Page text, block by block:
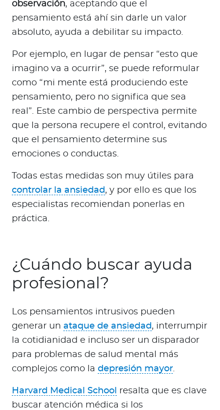
observación, aceptando que el
pensamiento está ahí sin darle un valor
absoluto, ayuda a debilitar su impacto.
Por ejemplo, en lugar de pensar “esto que
imagino va a ocurrir”, se puede reformular
como “mi mente está produciendo este
pensamiento, pero no significa que sea
real”. Este cambio de perspectiva permite
que la persona recupere el control, evitando
que el pensamiento determine sus
emociones o conductas.
Todas estas medidas son muy útiles para
controlar la ansiedad, y por ello es que los
especialistas recomiendan ponerlas en
práctica.
¿Cuándo buscar ayuda
profesional?
Los pensamientos intrusivos pueden
generar un ataque de ansiedad, interrumpir
la cotidianidad e incluso ser un disparador
para problemas de salud mental más
complejos como la depresión mayor.
Harvard Medical School
resalta que es clave
buscar atención médica si los